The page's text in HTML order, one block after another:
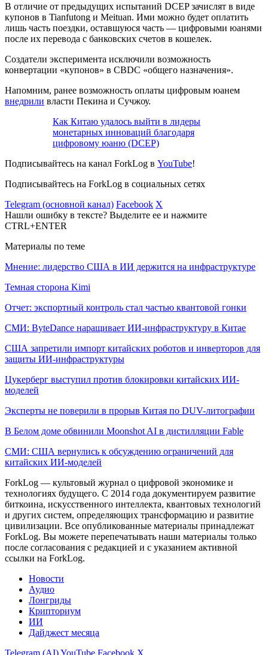
В отличие от предыдущих испытаний DCEPзачислят в виде
купонов в Tianfutong и Meituan. Ими можно будет оплатить
лишь часть поездки, оставшуюся часть — цифровыми юанями
после их перевода с банковских счетов в кошелек.
Создатели эксперимента исключили возможность
конвертации «купонов» в СBDC «общего назначения».
Напомним, ранее возможность оплаты цифровым юанем
внедрили власти Пекина и Сучжоу.
Как Китаю удалось выйти в лидеры
монетарных инноваций благодаря
цифровому юаню (DCEP)
Подписывайтесь на канал ForkLog в YouTube!
Подписывайтесь на ForkLog в социальных сетях
Telegram (основной канал) Facebook X
Нашли ошибку в тексте? Выделите ее и нажмите
CTRL+ENTER
Материалы по теме
Мнение: лидерство США в ИИ держится на инфраструктуре
Темная сторона Kimi
Отчет: экспортный контроль стал частью квантовой гонки
СМИ: ByteDance наращивает ИИ-инфраструктуру в Китае
США запретили импорт китайских роботов и инверторов для
защиты ИИ-инфраструктуры
Цукерберг выступил против блокировки китайских ИИ-
моделей
Эксперты не поверили в прорыв Китая по DUV-литографии
В Белом доме обвинили Moonshot AI в дистилляции Fable
СМИ: США вернулись к обсуждению ограничений для
китайских ИИ-моделей
ForkLog — культовый журнал о цифровой экономике и
технологиях будущего. С 2014 года документируем развитие
биткоина, искусственного интеллекта, квантовых технологий
и других систем, определяющих трансформацию и развитие
цивилизации. Все опубликованные материалы принадлежат
ForkLog. Вы можете перепечатывать наши материалы только
после согласования с редакцией и с указанием активной
ссылки на ForkLog.
Новости
Аудио
Лонгриды
Крипториум
ИИ
Дайджест месяца
Telegram (AI)YouTube Facebook X